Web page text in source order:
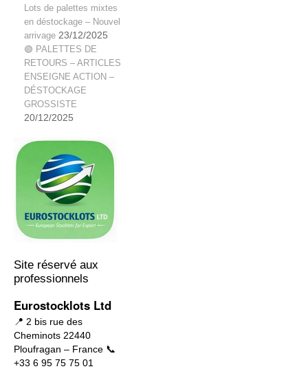
Lots de palettes mixtes
en déstockage – Nouvel
arrivage 23/12/2025
🟢 PALETTES DE
RETOURS – ARTICLES
ENSEIGNE ACTION –
DÉSTOCKAGE
GROSSISTE
20/12/2025
Site réservé aux
professionnels
Eurostocklots Ltd
📍 2 bis rue des
Cheminots 22440
Ploufragan – France 📞
+33 6 95 75 75 01